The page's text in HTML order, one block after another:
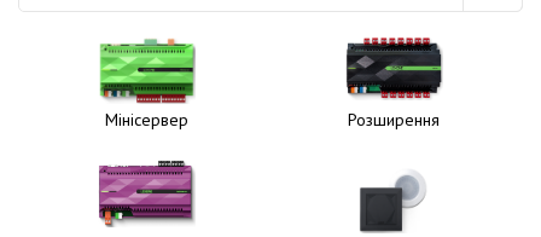
Мінісервер Розширення